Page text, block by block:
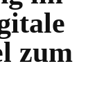
zum